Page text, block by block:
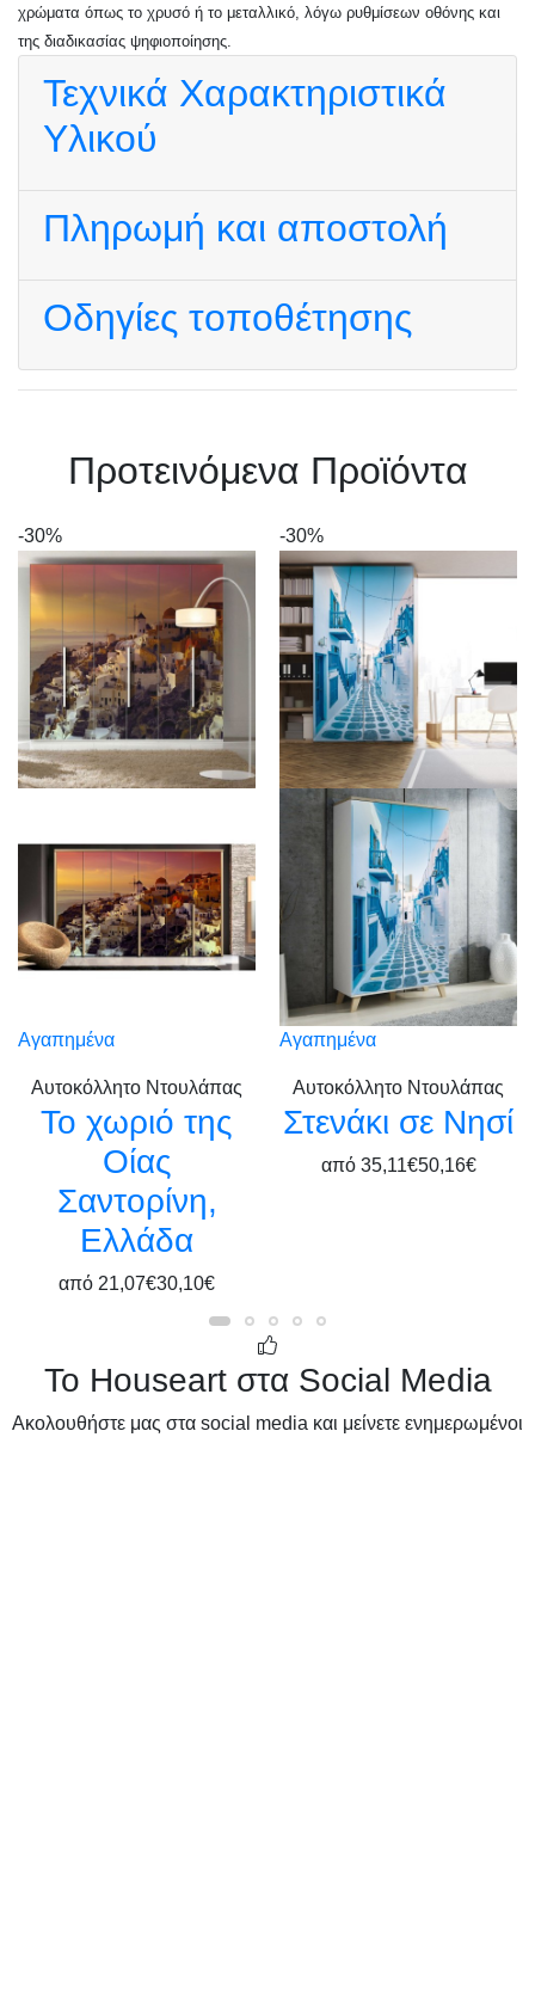
χρώματα όπως το χρυσό ή το μεταλλικό, λόγω ρυθμίσεων οθόνης και
της διαδικασίας ψηφιοποίησης.
Τεχνικά Χαρακτηριστικά
Υλικού
Πληρωμή και αποστολή
Οδηγίες τοποθέτησης
Πρoτεινόμενα Προϊόντα
-30%
Αγαπημένα
Αυτοκόλλητο Ντουλάπας
Το χωριό της
Οίας
Σαντορίνη,
Ελλάδα
από 21,07€30,10€
-30%
Αγαπημένα
Αυτοκόλλητο Ντουλάπας
Στενάκι σε Νησί
από 35,11€50,16€
Το Houseart στα Social Media
Ακολουθήστε μας στα social media και μείνετε ενημερωμένοι